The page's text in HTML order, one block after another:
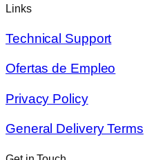
Links
Technical Support
Ofertas de Empleo
Privacy Policy
General Delivery Terms